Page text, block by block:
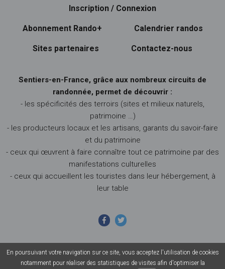
Inscription / Connexion
Abonnement Rando+ Calendrier randos
Sites partenaires Contactez-nous
Sentiers-en-France, grâce aux nombreux circuits de
randonnée, permet de découvrir :
- les spécificités des terroirs (sites et milieux naturels,
patrimoine …)
- les producteurs locaux et les artisans, garants du savoir-faire
et du patrimoine
- ceux qui œuvrent à faire connaître tout ce patrimoine par des
manifestations culturelles
- ceux qui accueillent les touristes dans leur hébergement, à
leur table
© 2026 Sentiers en France - Tous droits réservés - Photos non
En poursuivant votre navigation sur ce site, vous acceptez l'utilisation de cookies
notamment pour réaliser des statistiques de visites afin d'optimiser la